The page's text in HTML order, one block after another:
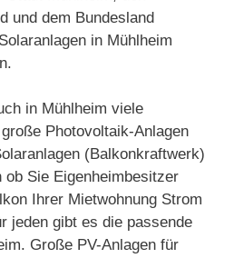
und dem Bundesland
in Mühlheim
in Mühlheim viele
Photovoltaik-Anlagen
(Balkonkraftwerk)
Sie Eigenheimbesitzer
Ihrer Mietwohnung Strom
jeden gibt es die passende
Große PV-Anlagen für